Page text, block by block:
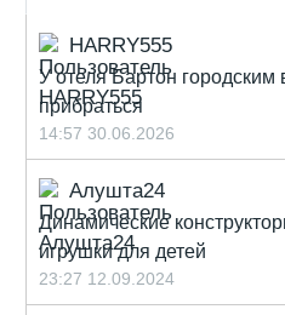
HARRY555
У отеля Бартон городским
прибраться
14:57 30.06.2026
Алушта24
Динамические
игрушки для детей
23:27 12.09.2024